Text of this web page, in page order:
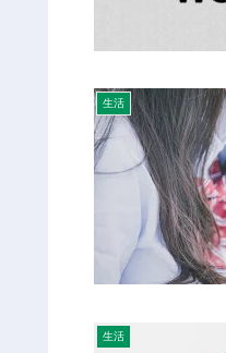
生活
生活